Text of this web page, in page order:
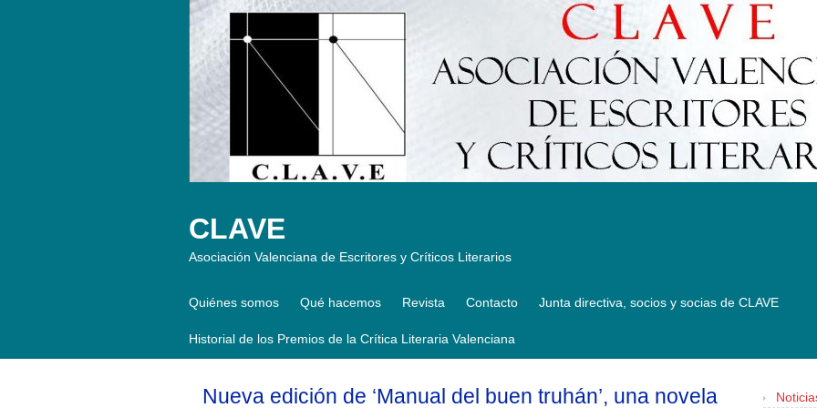
CLAVE
Asociación Valenciana de Escritores y Críticos Literarios
Quiénes somos Qué hacemos Revista Contacto Junta directiva, socios y socias de CLAVE
Historial de los Premios de la Crítica Literaria Valenciana
Nueva edición de ‘Manual del buen truhán’, una novela